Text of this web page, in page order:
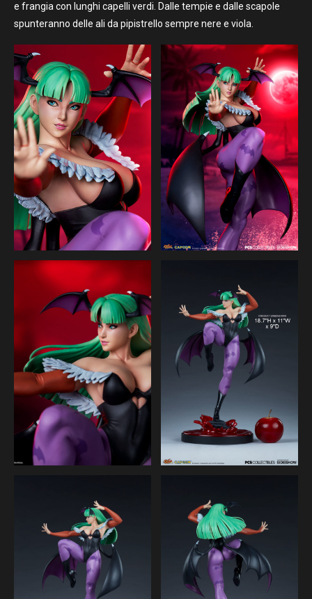
e frangia con lunghi capelli verdi. Dalle tempie e dalle scapole
spunteranno delle ali da pipistrello sempre nere e viola.